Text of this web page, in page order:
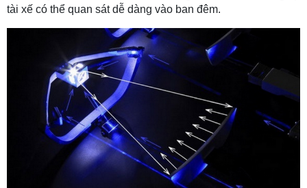
tài xế có thể quan sát dễ dàng vào ban đêm.